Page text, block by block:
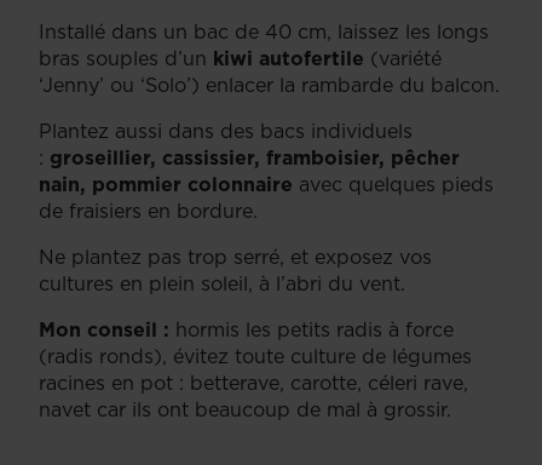
Installé dans un bac de 40 cm, laissez les longs
bras souples d’un kiwi autofertile (variété
‘Jenny’ ou ‘Solo’) enlacer la rambarde du balcon.
Plantez aussi dans des bacs individuels
: groseillier, cassissier, framboisier, pêcher
nain, pommier colonnaire avec quelques pieds
de fraisiers en bordure.
Ne plantez pas trop serré, et exposez vos
cultures en plein soleil, à l’abri du vent.
Mon conseil : hormis les petits radis à force
(radis ronds), évitez toute culture de légumes
racines en pot : betterave, carotte, céleri rave,
navet car ils ont beaucoup de mal à grossir.